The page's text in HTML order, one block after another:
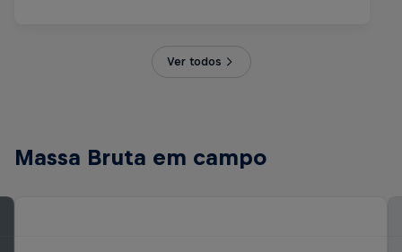
Ver todos
Massa Bruta em campo